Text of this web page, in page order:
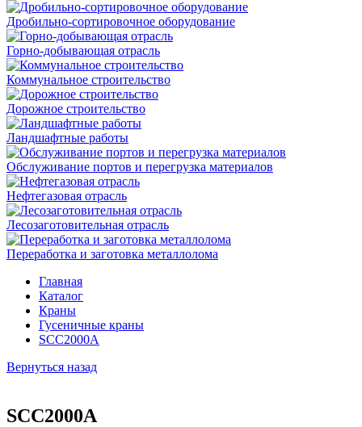
Дробильно-сортировочное оборудование
Горно-добывающая отрасль
Коммунальное строительство
Дорожное строительство
Ландшафтные работы
Обслуживание портов и перегрузка материалов
Нефтегазовая отрасль
Лесозаготовительная отрасль
Переработка и заготовка металлолома
Главная
Каталог
Краны
Гусеничные краны
SCC2000A
Вернуться назад
SCC2000A